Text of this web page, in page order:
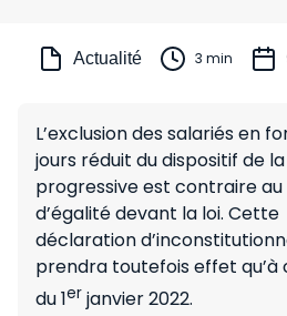
Actualité 3 min
L’exclusion des salariés en
jours réduit du dispositif de
progressive est contraire
d’égalité devant la loi. Cette
déclaration
prendra toutefois effet
du 1er janvier 2022.